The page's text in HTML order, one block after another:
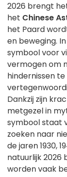
2026 brengt
het Chinese
het Paard
en beweging.
symbool voor
vermogen om
hindernissen
Dankzij zijn
metgezel in
symbool staat
zoeken naar
de jaren 1930,
natuurlijk 2026
worden vaak